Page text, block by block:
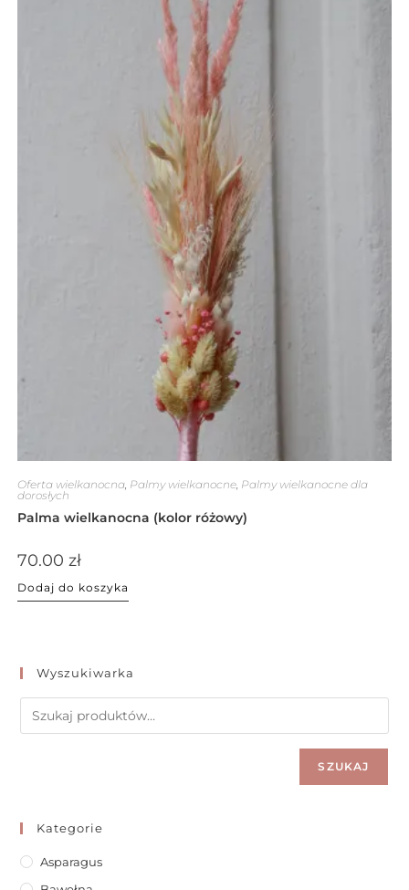
Oferta wielkanocna, Palmy wielkanocne, Palmy wielkanocne dla
dorosłych
Palma wielkanocna (kolor różowy)
70.00 zł
Dodaj do koszyka
Wyszukiwarka
SZUKAJ
Kategorie
Asparagus